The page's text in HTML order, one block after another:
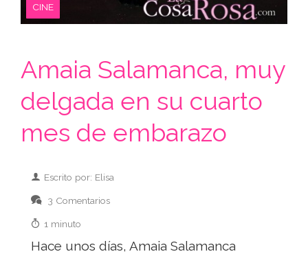
CINE
Amaia Salamanca, muy
delgada en su cuarto
mes de embarazo
Escrito por: Elisa
3 Comentarios
1 minuto
Hace unos días, Amaia Salamanca